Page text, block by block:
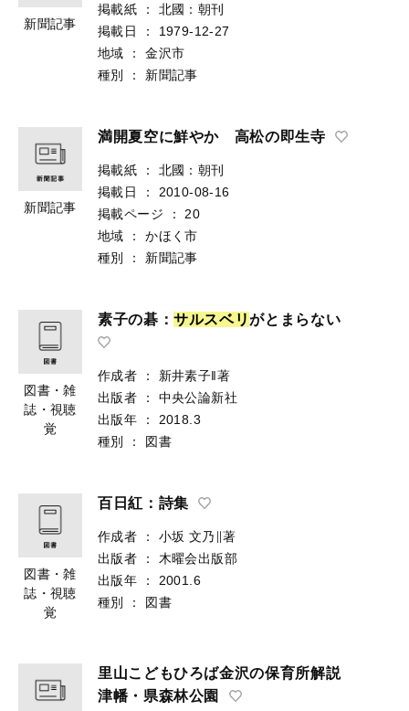
新聞記事
掲載紙 ：
北國：朝刊
掲載日
：
1979-12-27
地域
：
金沢市
種別
： 新聞記事
新聞記事
満開夏空に鮮やか 高松の即生寺
掲載紙 ：
北國：朝刊
掲載日
：
2010-08-16
掲載ページ
：
20
地域
：
かほく市
種別
： 新聞記事
図書・雑
誌・視聴
覚
素子の碁：サルスベリがとまらない
作成者 ：
新井素子‖著
出版者
：
中央公論新社
出版年
：
2018.3
種別
： 図書
図書・雑
誌・視聴
覚
百日紅：詩集
作成者 ：
小坂 文乃∥著
出版者
：
木曜会出版部
出版年
：
2001.6
種別
： 図書
里山こどもひろば金沢の保育所解説
津幡・県森林公園